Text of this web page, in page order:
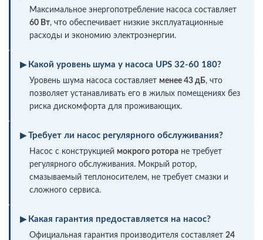
Максимальное энергопотребление насоса составляет
60 Вт, что обеспечивает низкие эксплуатационные
расходы и экономию электроэнергии.
Какой уровень шума у насоса UPS 32-60 180?
Уровень шума насоса составляет менее 43 дБ, что
позволяет устанавливать его в жилых помещениях без
риска дискомфорта для проживающих.
Требует ли насос регулярного обслуживания?
Насос с конструкцией мокрого ротора не требует
регулярного обслуживания. Мокрый ротор,
смазываемый теплоносителем, не требует смазки и
сложного сервиса.
Какая гарантия предоставляется на насос?
Официальная гарантия производителя составляет 24